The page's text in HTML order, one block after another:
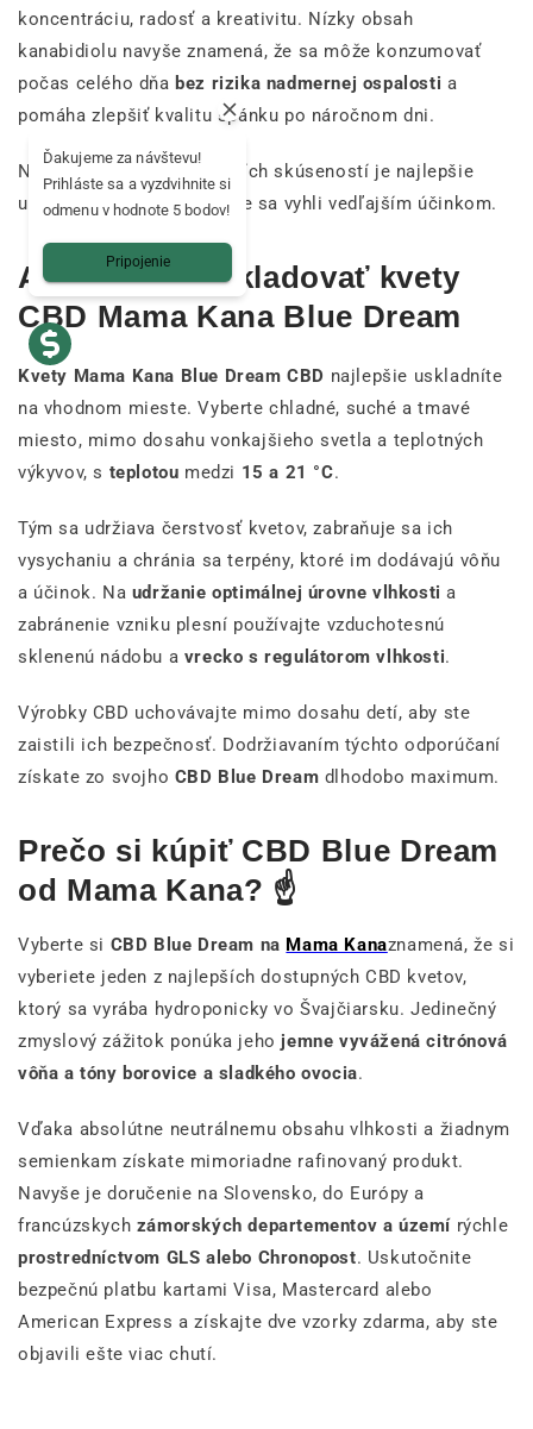
koncentráciu, radosť a kreativitu. Nízky obsah
kanabidiolu navyše znamená, že sa môže konzumovať
počas celého dňa bez rizika nadmernej ospalosti a
pomáha zlepšiť kvalitu spánku po náročnom dni.
Na dosiahnutie čo najlepších skúseností je najlepšie
užívať ho postupne, aby ste sa vyhli vedľajším účinkom.
Ako správne skladovať kvety
CBD Mama Kana Blue Dream
Kvety Mama Kana Blue Dream CBD najlepšie uskladníte
na vhodnom mieste. Vyberte chladné, suché a tmavé
miesto, mimo dosahu vonkajšieho svetla a teplotných
výkyvov, s teplotou medzi 15 a 21 °C.
Tým sa udržiava čerstvosť kvetov, zabraňuje sa ich
vysychaniu a chránia sa terpény, ktoré im dodávajú vôňu
a účinok. Na udržanie optimálnej úrovne vlhkosti a
zabránenie vzniku plesní používajte vzduchotesnú
sklenenú nádobu a vrecko s regulátorom vlhkosti.
Výrobky CBD uchovávajte mimo dosahu detí, aby ste
zaistili ich bezpečnosť. Dodržiavaním týchto odporúčaní
získate zo svojho CBD Blue Dream dlhodobo maximum.
Prečo si kúpiť CBD Blue Dream
od Mama Kana? ☝️
Vyberte si CBD Blue Dream na Mama Kanaznamená, že si
vyberiete jeden z najlepších dostupných CBD kvetov,
ktorý sa vyrába hydroponicky vo Švajčiarsku. Jedinečný
zmyslový zážitok ponúka jeho jemne vyvážená citrónová
vôňa a tóny borovice a sladkého ovocia.
Vďaka absolútne neutrálnemu obsahu vlhkosti a žiadnym
semienkam získate mimoriadne rafinovaný produkt.
Navyše je doručenie na Slovensko, do Európy a
francúzskych zámorských departementov a území rýchle
prostredníctvom GLS alebo Chronopost. Uskutočnite
bezpečnú platbu kartami Visa, Mastercard alebo
American Express a získajte dve vzorky zdarma, aby ste
objavili ešte viac chutí.
Ďakujeme za návštevu!
Prihláste sa a vyzdvihnite si
odmenu v hodnote 5 bodov!
Pripojenie